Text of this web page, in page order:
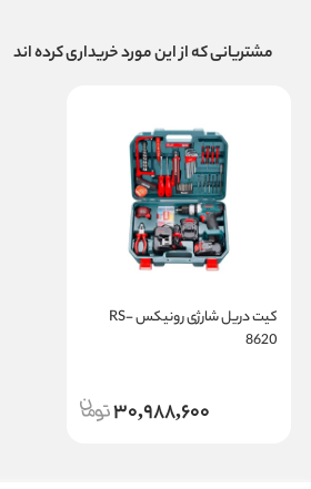
مشتریانی که از این مورد خریداری کرده اند
کیت دریل شارژی رونیکس RS-
8620
30,988,600